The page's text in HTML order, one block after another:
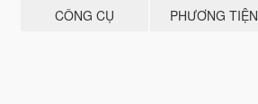
CÔNG CỤ PHƯƠNG TIỆN